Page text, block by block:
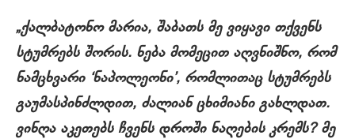
„ქალბატონო მარია, შაბათს მე ვიყავი თქვენს
სტუმრებს შორის. ნება მომეცით აღვნიშნო, რომ
ნამცხვარი ‘ნაპოლეონი’, რომლითაც სტუმრებს
გაუმასპინძლდით, ძალიან ცხიმიანი გახლდათ.
ვინღა აკეთებს ჩვენს დროში ნაღების კრემს? მე